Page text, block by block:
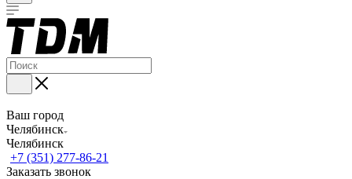
Ваш город
Челябинск
Челябинск
+7 (351) 277-86-21
Заказать звонок